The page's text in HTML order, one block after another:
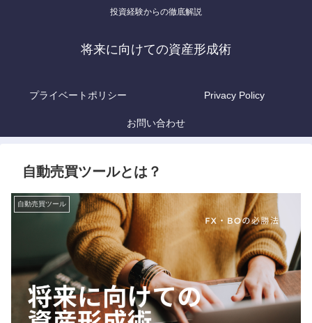
投資経験からの徹底解説
将来に向けての資産形成術
プライベートポリシー Privacy Policy
お問い合わせ
自動売買ツールとは？
自動売買ツール